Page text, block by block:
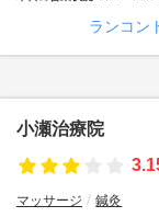
ランコン
小瀬治療院
マッサージ 鍼灸